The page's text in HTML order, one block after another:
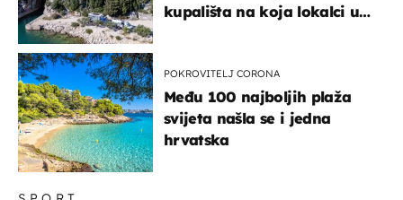
kupališta na koja lokalci u
POKROVITELJ CORONA
Među 100 najboljih plaža
svijeta našla se i jedna
hrvatska